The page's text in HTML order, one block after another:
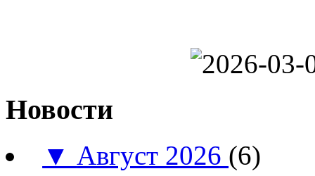
Новости
▼ Август 2026 (6)